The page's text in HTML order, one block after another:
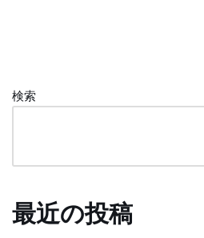
検索
最近の投稿